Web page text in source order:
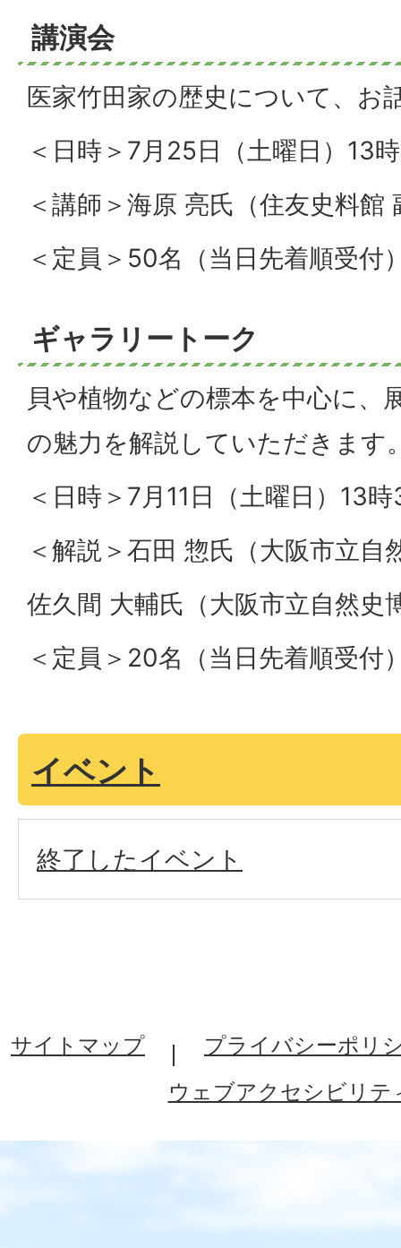
講演会
医家竹田家の歴史について、お
＜日時＞7月25日（土曜日）13
＜講師＞海原 亮氏（住友史料館
＜定員＞50名（当日先着順受付
ギャラリートーク
貝や植物などの標本を中心に、
の魅力を解説していただきます
＜日時＞7月11日（土曜日）13
＜解説＞石田 惣氏（大阪市立自
佐久間 大輔氏（大阪市立自然史
＜定員＞20名（当日先着順受付
イベント
終了したイベント
サイトマップ
プライバシーポリ
ウェブアクセシビリテ